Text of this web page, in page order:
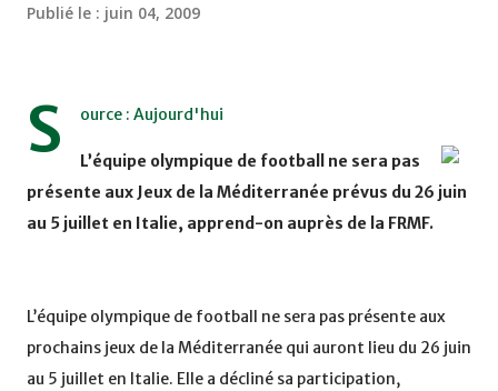
Publié le : juin 04, 2009
S ource : Aujourd'hui
L’équipe olympique de football ne sera pas
présente aux Jeux de la Méditerranée prévus du 26 juin
au 5 juillet en Italie, apprend-on auprès de la FRMF.
L’équipe olympique de football ne sera pas présente aux
prochains jeux de la Méditerranée qui auront lieu du 26 juin
au 5 juillet en Italie. Elle a décliné sa participation,